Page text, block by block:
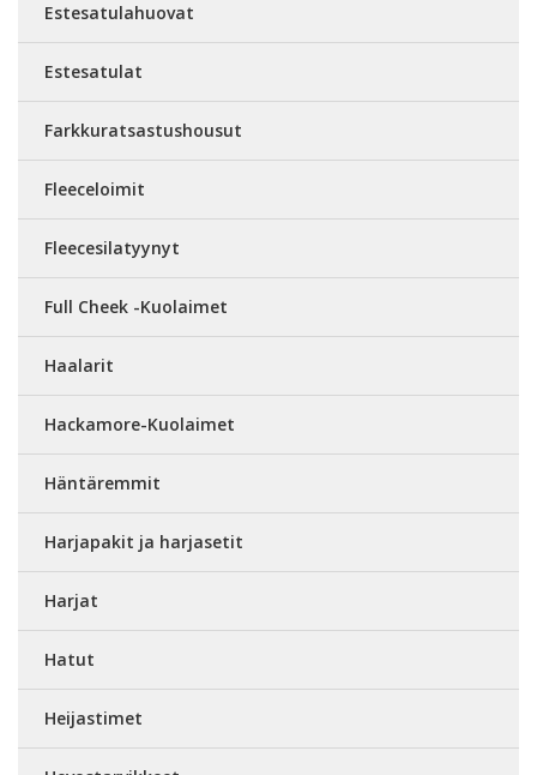
Estesatulahuovat
Estesatulat
Farkkuratsastushousut
Fleeceloimit
Fleecesilatyynyt
Full Cheek -Kuolaimet
Haalarit
Hackamore-Kuolaimet
Häntäremmit
Harjapakit ja harjasetit
Harjat
Hatut
Heijastimet